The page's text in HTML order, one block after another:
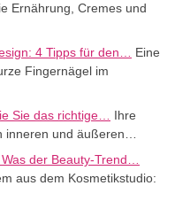
Ernährung, Cremes und
4 Tipps für den…
Eine
Fingernägel im
Sie das richtige…
Ihre
inneren und äußeren…
der Beauty-Trend…
aus dem Kosmetikstudio: